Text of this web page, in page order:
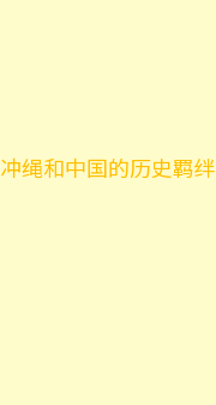
冲绳和中国的历史羁绊